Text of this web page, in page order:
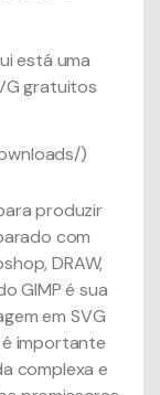
está uma
gratuitos
)
produzir
com
DRAW,
GIMP é sua
em SVG
importante
complexa e